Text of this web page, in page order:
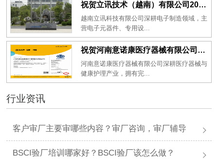
祝贺立讯技术（越南）有限公司2026年一次性成功通过RBA-VAP审核获得金牌评级！
越南立讯科技有限公司深耕电子制造领域，主
营电子元器件、专用设...
祝贺河南意诺康医疗器械有限公司2026年一次性成功通过GMP认证
河南意诺康医疗器械有限公司深耕医疗器械与
健康护理产业，拥有完...
行业资讯
客户审厂主要审哪些内容？审厂咨询，审厂辅导
BSCI验厂培训哪家好？BSCI验厂该怎么做？